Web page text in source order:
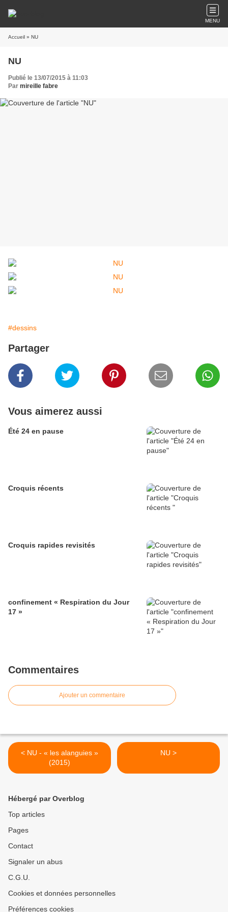
MENU
Accueil » NU
NU
Publié le 13/07/2015 à 11:03
Par mireille fabre
#dessins
Partager
Vous aimerez aussi
Été 24 en pause
Croquis récents
Croquis rapides revisités
confinement « Respiration du Jour
17 »
Commentaires
Ajouter un commentaire
< NU - « les alanguies »
(2015)
NU >
Hébergé par Overblog
Top articles
Pages
Contact
Signaler un abus
C.G.U.
Cookies et données personnelles
Préférences cookies